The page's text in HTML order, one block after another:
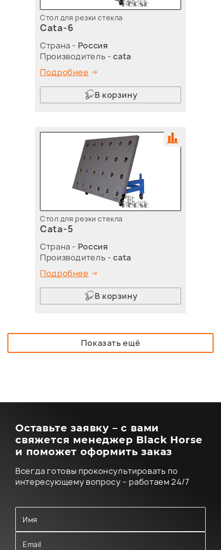
Стол для резки стекла
Cata-6
Страна - Россия
Производитель -cata
Подробнее
В корзину
Стол для резки стекла
Cata-5
Страна - Россия
Производитель -cata
Подробнее
В корзину
Показать ещё
Оставьте заявку – с вами
свяжется менеджер Black Horse
и поможет оформить заказ
Всегда готовы проконсультировать по
интересующему вопросу – работаем 24/7